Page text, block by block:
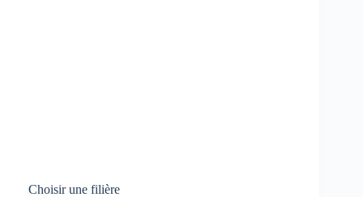
Choisir une filière